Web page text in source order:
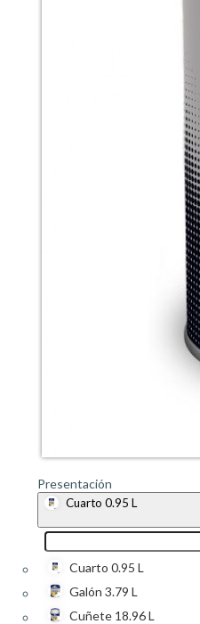
Presentación
Cuarto 0.95 L
Cuarto 0.95 L
Galón 3.79 L
Cuñete 18.96 L